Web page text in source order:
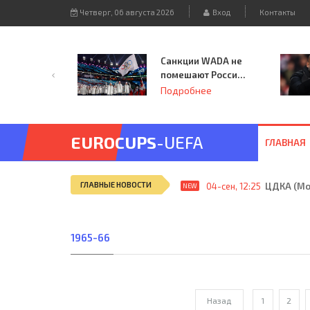
Четверг, 06 августа 2026 Вход Контакты
Санкции WADA не
помешают России
принять
Подробнее
EUROCUPS-UEFA ГЛАВНАЯ
ГЛАВНЫЕ НОВОСТИ NEW 04-сен, 12:25 ЦДКА
1965-66
Назад 1 2